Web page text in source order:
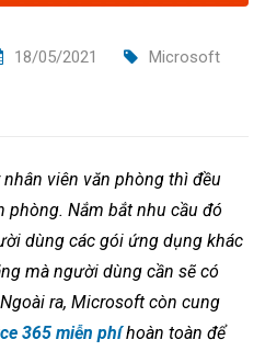
18/05/2021
Microsoft
viên văn phòng thì đều
phòng. Nắm bắt nhu cầu đó
dùng các gói ứng dụng khác
mà người dùng cần sẽ có
ra, Microsoft còn cung
365 miễn phí hoàn toàn để